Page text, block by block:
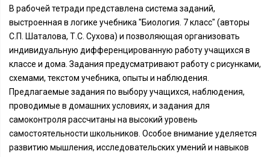
В рабочей тетради представлена система заданий,
выстроенная в логике учебника "Биология. 7 класс" (авторы
С.П. Шаталова, Т.С. Сухова) и позволяющая организовать
индивидуальную дифференцированную работу учащихся в
классе и дома. Задания предусматривают работу с рисунками,
схемами, текстом учебника, опыты и наблюдения.
Предлагаемые задания по выбору учащихся, наблюдения,
проводимые в домашних условиях, и задания для
самоконтроля рассчитаны на высокий уровень
самостоятельности школьников. Особое внимание уделяется
развитию мышления, исследовательских умений и навыков